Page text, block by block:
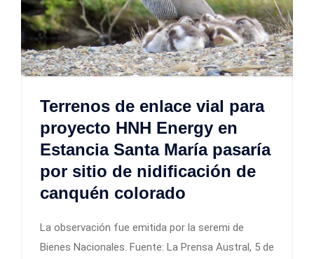
Terrenos de enlace vial para
proyecto HNH Energy en
Estancia Santa María pasaría
por sitio de nidificación de
canquén colorado
La observación fue emitida por la seremi de
Bienes Nacionales. Fuente: La Prensa Austral, 5 de